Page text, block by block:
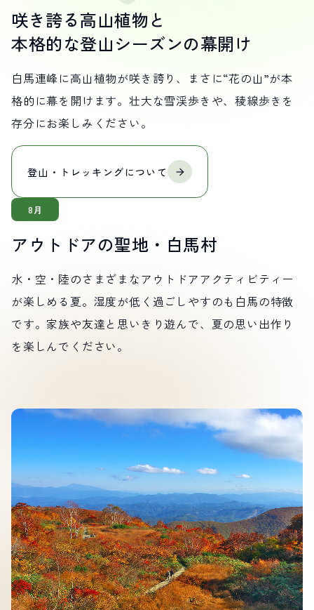
咲き誇る高山植物と
本格的な登山シーズンの幕開け
白馬連峰に高山植物が咲き誇り、まさに“花の山”が本
格的に幕を開けます。壮大な雪渓歩きや、稜線歩きを
存分にお楽しみください。
登山・ トレッキングに ついて
8月
アウトドアの聖地・白馬村
水・空・陸のさまざまなアウトドアアクティビティー
が楽しめる夏。湿度が低く過ごしやすのも白馬の特徴
です。家族や友達と思いきり遊んで、夏の思い出作り
を楽しんでください。